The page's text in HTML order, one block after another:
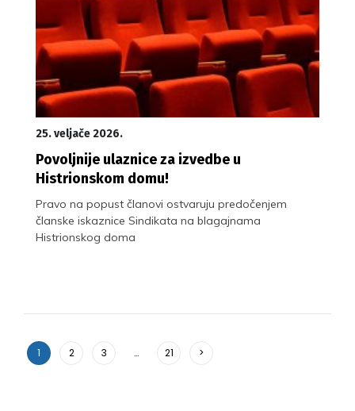
25. veljače 2026.
Povoljnije ulaznice za izvedbe u
Histrionskom domu!
Pravo na popust članovi ostvaruju predočenjem
članske iskaznice Sindikata na blagajnama
Histrionskog doma
1 2 3 … 21 >